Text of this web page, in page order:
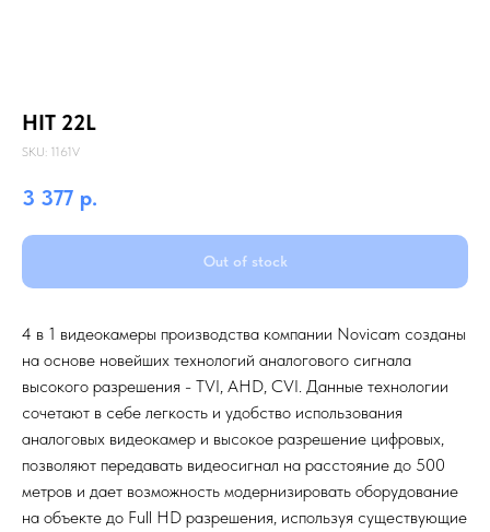
HIT 22L
SKU: 1161V
3 377 р.
Out of stock
4 в 1 видеокамеры производства компании Novicam созданы
на основе новейших технологий аналогового сигнала
высокого разрешения - TVI, AHD, CVI. Данные технологии
сочетают в себе легкость и удобство использования
аналоговых видеокамер и высокое разрешение цифровых,
позволяют передавать видеосигнал на расстояние до 500
метров и дает возможность модернизировать оборудование
на объекте до Full HD разрешения, используя существующие